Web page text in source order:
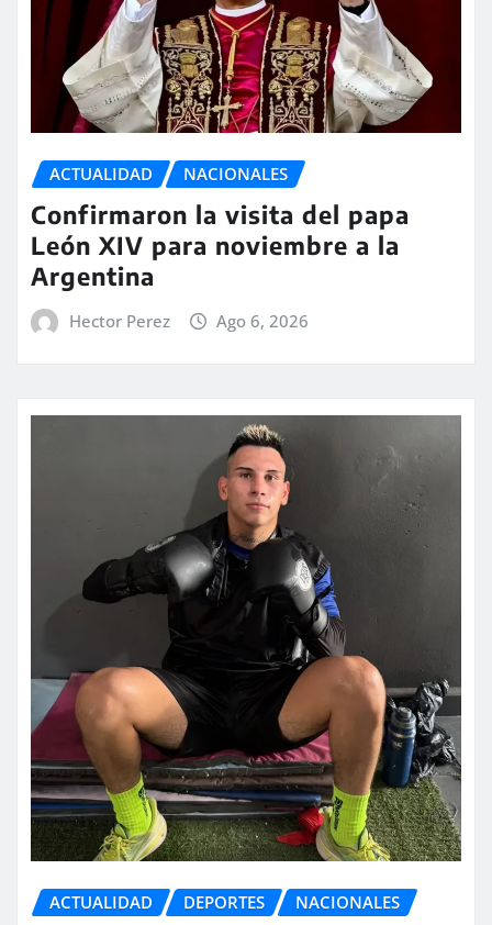
ACTUALIDAD NACIONALES
Confirmaron la visita del papa
León XIV para noviembre a la
Argentina
Hector Perez Ago 6, 2026
ACTUALIDAD DEPORTES NACIONALES